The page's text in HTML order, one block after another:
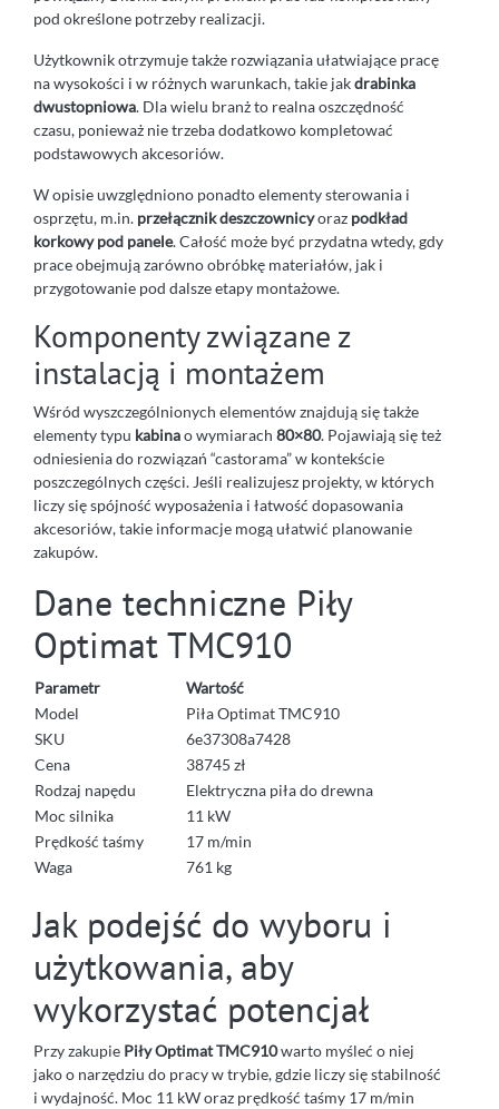
pod określone potrzeby realizacji.
Użytkownik otrzymuje także rozwiązania ułatwiające pracę
na wysokości i w różnych warunkach, takie jakdrabinka
dwustopniowa. Dla wielu branż to realna oszczędność
czasu, ponieważ nie trzeba dodatkowo kompletować
podstawowych akcesoriów.
W opisie uwzględniono ponadto elementy sterowania i
osprzętu, m.in. przełącznik deszczownicyoraz podkład
korkowy pod panele. Całość może być przydatna wtedy, gdy
prace obejmują zarówno obróbkę materiałów, jak i
przygotowanie pod dalsze etapy montażowe.
Komponenty związane z
instalacją i montażem
Wśród wyszczególnionych elementów znajdują się także
elementy typu kabinao wymiarach 80×80. Pojawiają się też
odniesienia do rozwiązań “castorama” w kontekście
poszczególnych części. Jeśli realizujesz projekty, w których
liczy się spójność wyposażenia i łatwość dopasowania
akcesoriów, takie informacje mogą ułatwić planowanie
zakupów.
Dane techniczne Piły
Optimat TMC910
Parametr
Wartość
Model
Piła Optimat TMC910
SKU
6e37308a7428
Cena
38745 zł
Rodzaj napędu
Elektryczna piła do drewna
Moc silnika
11 kW
Prędkość taśmy
17 m/min
Waga
761 kg
Jak podejść do wyboru i
użytkowania, aby
wykorzystać potencjał
Przy zakupie Piły Optimat TMC910warto myśleć o niej
jako o narzędziu do pracy w trybie, gdzie liczy się stabilność
i wydajność. Moc 11 kW oraz prędkość taśmy 17 m/min